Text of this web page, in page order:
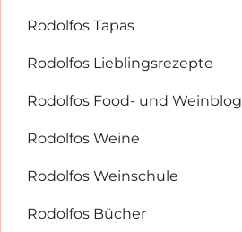
Rodolfos Tapas
Rodolfos Lieblingsrezepte
Rodolfos Food- und Weinblog
Rodolfos Weine
Rodolfos Weinschule
Rodolfos Bücher